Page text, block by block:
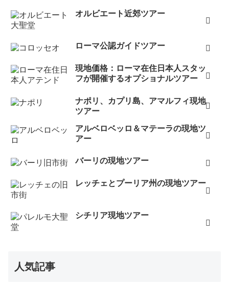
オルビエート近郊ツアー
ローマ公認ガイドツアー
現地価格：ローマ在住日本人スタッ
フが開催するオプショナルツアー
ナポリ、カプリ島、アマルフィ現地
ツアー
アルベロベッロ＆マテーラの現地ツ
アー
バーリの現地ツアー
レッチェとプーリア州の現地ツアー
シチリア現地ツアー
人気記事